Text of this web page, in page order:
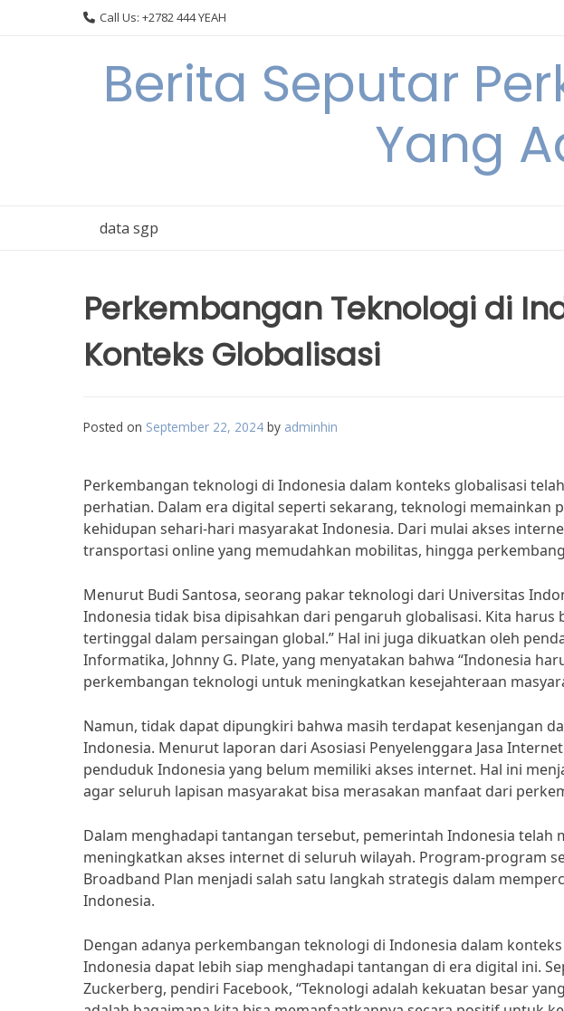
Call Us: +2782 444 YEAH
Berita Seputar
Yang
data sgp
Perkembangan Teknologi di
Konteks Globalisasi
Posted on September 22, 2024 by adminhin
Perkembangan teknologi di Indonesia dalam konteks globalisasi
perhatian. Dalam era digital seperti sekarang, teknologi memainkan
kehidupan sehari-hari masyarakat Indonesia. Dari mulai akses
transportasi online yang memudahkan mobilitas, hingga
Menurut Budi Santosa, seorang pakar teknologi dari Universitas
Indonesia tidak bisa dipisahkan dari pengaruh globalisasi. Kita
tertinggal dalam persaingan global.” Hal ini juga dikuatkan oleh
Informatika, Johnny G. Plate, yang menyatakan bahwa “Indonesia
perkembangan teknologi untuk meningkatkan kesejahteraan
Namun, tidak dapat dipungkiri bahwa masih terdapat kesenjangan
Indonesia. Menurut laporan dari Asosiasi Penyelenggara Jasa
penduduk Indonesia yang belum memiliki akses internet. Hal ini
agar seluruh lapisan masyarakat bisa merasakan manfaat dari
Dalam menghadapi tantangan tersebut, pemerintah Indonesia telah
meningkatkan akses internet di seluruh wilayah. Program-program
Broadband Plan menjadi salah satu langkah strategis dalam
Indonesia.
Dengan adanya perkembangan teknologi di Indonesia dalam
Indonesia dapat lebih siap menghadapi tantangan di era digital ini.
Zuckerberg, pendiri Facebook, “Teknologi adalah kekuatan besar